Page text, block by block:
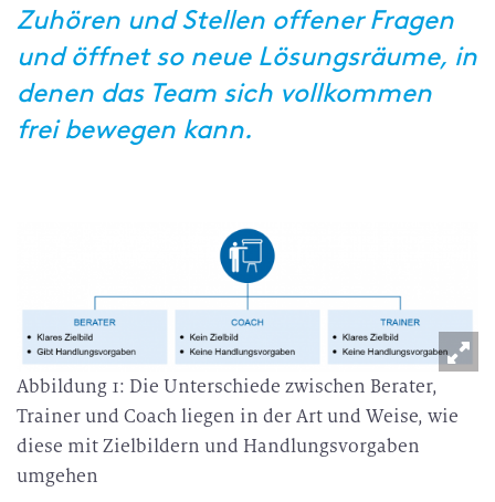
Zuhören und Stellen offener Fragen
und öffnet so neue Lösungsräume, in
denen das Team sich vollkommen
frei bewegen kann.
Abbildung 1: Die Unterschiede zwischen Berater,
Trainer und Coach liegen in der Art und Weise, wie
diese mit Zielbildern und Handlungsvorgaben
umgehen